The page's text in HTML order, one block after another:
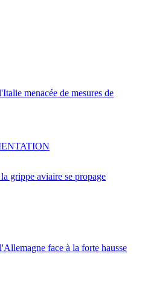
menacée de mesures de
grippe aviaire se propage
face à la forte hausse